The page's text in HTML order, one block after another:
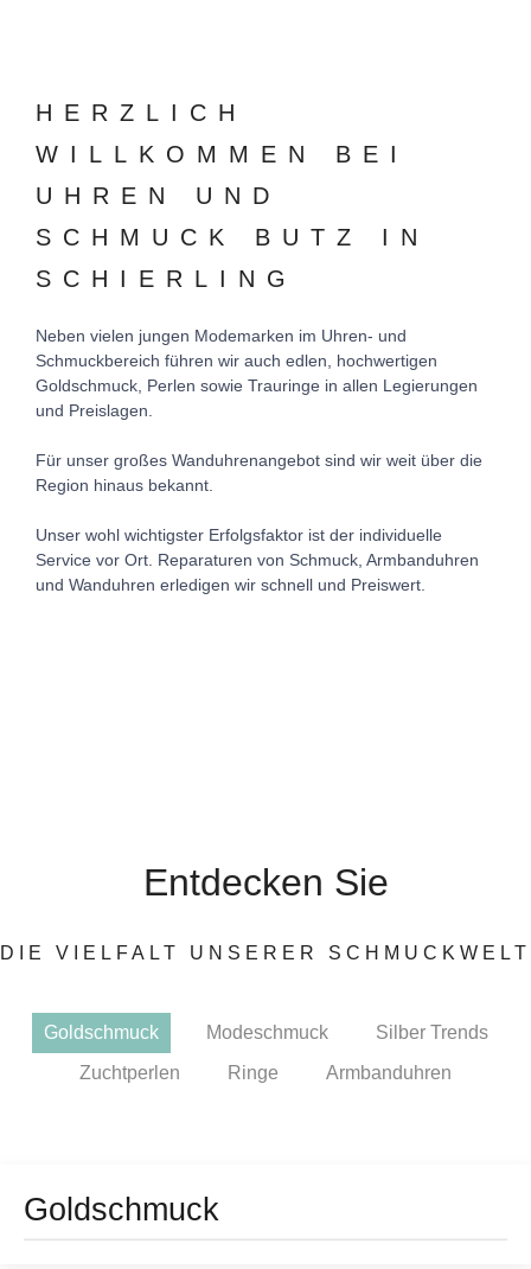
HERZLICH
WILLKOMMEN BEI
UHREN UND
SCHMUCK BUTZ IN
SCHIERLING
Neben vielen jungen Modemarken im Uhren- und
Schmuckbereich führen wir auch edlen, hochwertigen
Goldschmuck, Perlen sowie Trauringe in allen Legierungen
und Preislagen.
Für unser großes Wanduhrenangebot sind wir weit über die
Region hinaus bekannt.
Unser wohl wichtigster Erfolgsfaktor ist der individuelle
Service vor Ort. Reparaturen von Schmuck, Armbanduhren
und Wanduhren erledigen wir schnell und Preiswert.
Entdecken Sie
DIE VIELFALT UNSERER SCHMUCKWELT
Goldschmuck Modeschmuck
Silber Trends
Zuchtperlen
Ringe Armbanduhren
Goldschmuck